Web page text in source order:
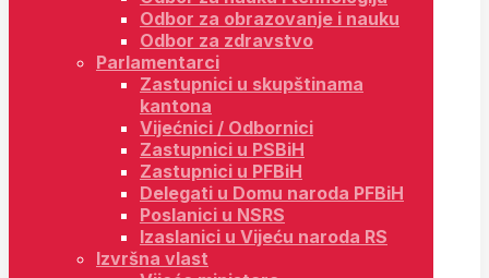
Odbor za obrazovanje i nauku
Odbor za zdravstvo
Parlamentarci
Zastupnici u skupštinama
kantona
Vijećnici / Odbornici
Zastupnici u PSBiH
Zastupnici u PFBiH
Delegati u Domu naroda PFBiH
Poslanici u NSRS
Izaslanici u Vijeću naroda RS
Izvršna vlast